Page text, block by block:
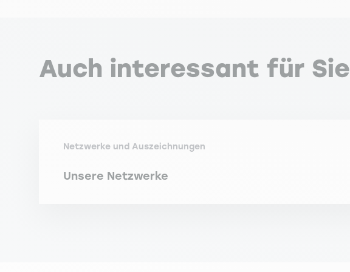
Auch interessant für Sie
Netzwerke und Auszeichnungen
Unsere Netzwerke